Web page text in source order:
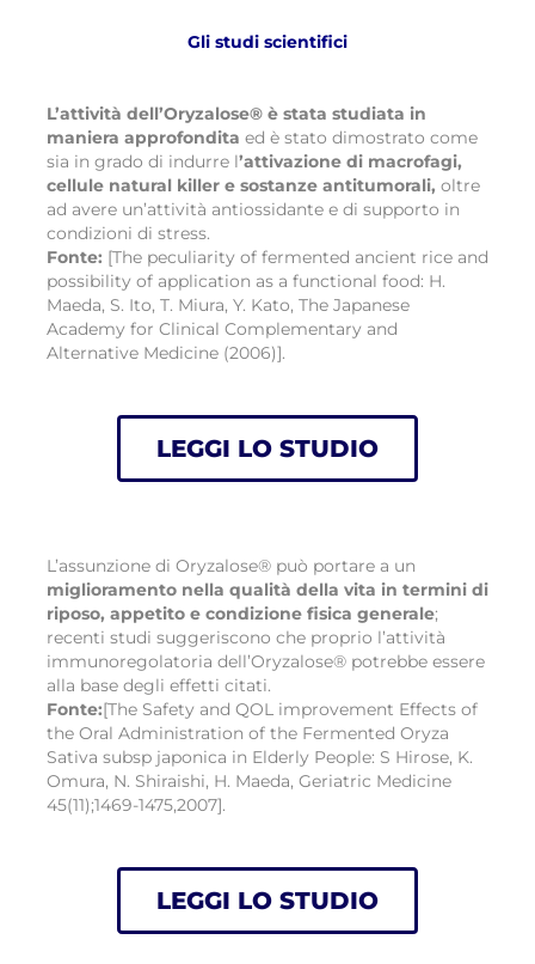
Gli studi scientifici
L’attività dell’Oryzalose® è stata studiata in
maniera approfondita ed è stato dimostrato come
sia in grado di indurre l’attivazione di macrofagi,
cellule natural killer e sostanze antitumorali, oltre
ad avere un’attività antiossidante e di supporto in
condizioni di stress.
Fonte: [The peculiarity of fermented ancient rice and
possibility of application as a functional food: H.
Maeda, S. Ito, T. Miura, Y. Kato, The Japanese
Academy for Clinical Complementary and
Alternative Medicine (2006)].
LEGGI LO STUDIO
L’assunzione di Oryzalose® può portare a un
miglioramento nella qualità della vita in termini di
riposo, appetito e condizione fisica generale;
recenti studi suggeriscono che proprio l’attività
immunoregolatoria dell’Oryzalose® potrebbe essere
alla base degli effetti citati.
Fonte:[The Safety and QOL improvement Effects of
the Oral Administration of the Fermented Oryza
Sativa subsp japonica in Elderly People: S Hirose, K.
Omura, N. Shiraishi, H. Maeda, Geriatric Medicine
45(11);1469-1475,2007].
LEGGI LO STUDIO